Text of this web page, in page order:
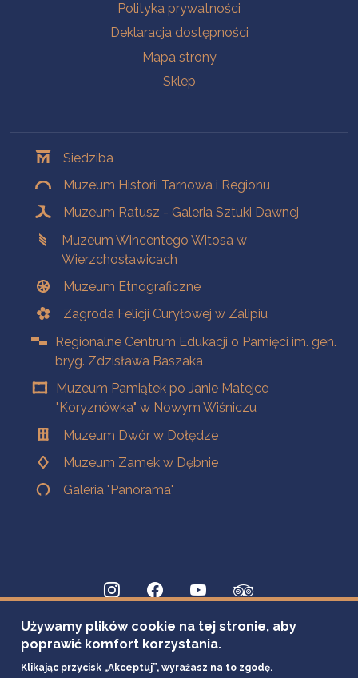
Polityka prywatności
Deklaracja dostępności
Mapa strony
Sklep
Siedziba
Muzeum Historii Tarnowa i Regionu
Muzeum Ratusz - Galeria Sztuki Dawnej
Muzeum Wincentego Witosa w
Wierzchosławicach
Muzeum Etnograficzne
Zagroda Felicji Curyłowej w Zalipiu
Regionalne Centrum Edukacji o Pamięci im. gen.
bryg. Zdzisława Baszaka
Muzeum Pamiątek po Janie Matejce
"Koryznówka" w Nowym Wiśniczu
Muzeum Dwór w Dołędze
Muzeum Zamek w Dębnie
Galeria "Panorama"
Używamy plików cookie na tej stronie, aby
poprawić komfort korzystania.
Klikając przycisk „Akceptuj”, wyrażasz na to zgodę.